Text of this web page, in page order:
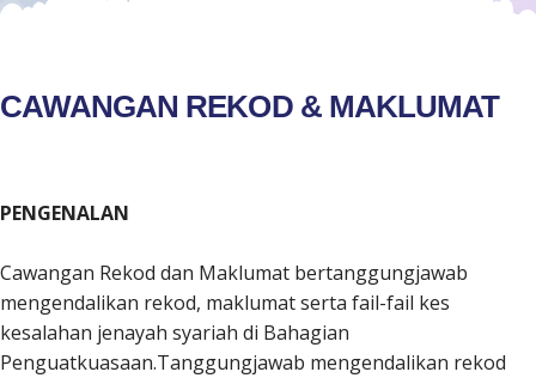
CAWANGAN REKOD & MAKLUMAT
PENGENALAN
Cawangan Rekod dan Maklumat bertanggungjawab
mengendalikan rekod, maklumat serta fail-fail kes
kesalahan jenayah syariah di Bahagian
Penguatkuasaan.Tanggungjawab mengendalikan rekod